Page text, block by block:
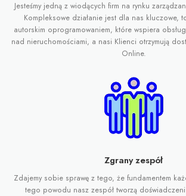
Jesteśmy jedną z wiodących firm na rynku
Kompleksowe działanie jest dla nas kluczowe,
autorskim oprogramowaniem, które wspiera
nad nieruchomościami, a nasi Klienci otrzymują
Online.
Zgrany zespół
Zdajemy sobie sprawę z tego, że fundamentem
tego powodu nasz zespół tworzą